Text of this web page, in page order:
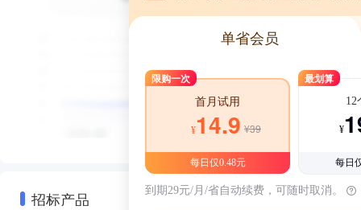
招标产品
单省会员
限购一次
首月试用
¥14.9 ¥39
每日仅0.48元
最划算
12
¥
每日
到期29元/月/省自动续费，可随时取消。